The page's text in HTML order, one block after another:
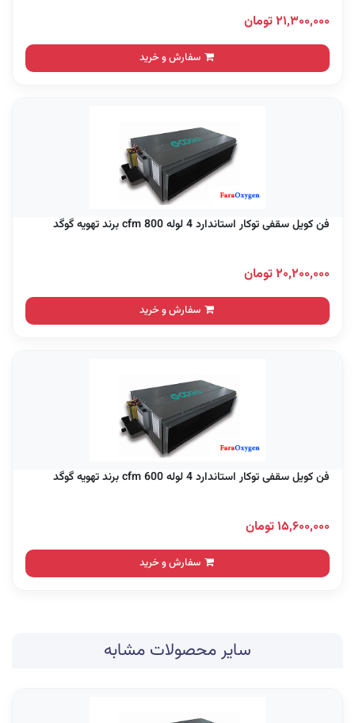
۲۱,۳۰۰,۰۰۰ تومان
سفارش و خرید
فن کویل سقفی توکار استاندارد 4 لوله 800 cfm برند تهویه گوگد
۲۰,۲۰۰,۰۰۰ تومان
سفارش و خرید
فن کویل سقفی توکار استاندارد 4 لوله 600 cfm برند تهویه گوگد
۱۵,۶۰۰,۰۰۰ تومان
سفارش و خرید
سایر محصولات مشابه